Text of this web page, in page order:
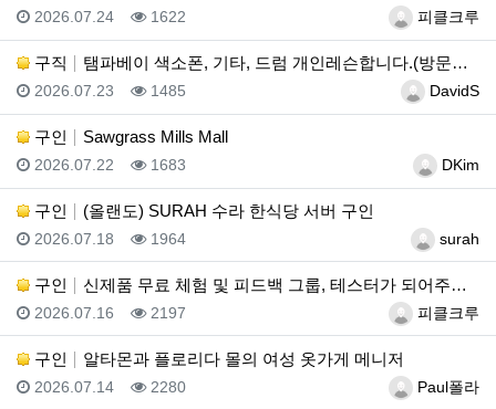
등록자피클크루
등록일
2026.07.24 조회
1622
구직 탬파베이 색소폰, 기타, 드럼 개인레슨합니다.(방문레슨…
등록자DavidS
등록일
2026.07.23 조회
1485
구인 Sawgrass Mills Mall
등록자DKim
등록일
2026.07.22 조회
1683
구인 (올랜도) SURAH 수라 한식당 서버 구인
등록자surah
등록일
2026.07.18 조회
1964
구인 신제품 무료 체험 및 피드백 그룹, 테스터가 되어주세요…
등록자피클크루
등록일
2026.07.16 조회
2197
구인 알타몬과 플로리다 몰의 여성 옷가게 메니저
등록자Paul폴라
등록일
2026.07.14 조회
2280